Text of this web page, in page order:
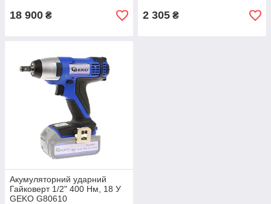
18 900 ₴ 2 305 ₴
Акумуляторний ударний
Гайковерт 1/2" 400 Нм, 18 У
GEKO G80610